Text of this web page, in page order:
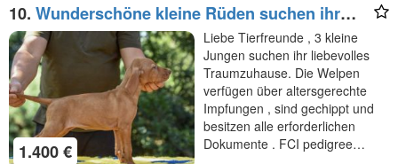
10. Wunderschöne kleine Rüden suchen ihr
Traumzuhause.
1.400 €
Liebe Tierfreunde , 3 kleine
Jungen suchen ihr liebevolles
Traumzuhause. Die Welpen
verfügen über altersgerechte
Impfungen , sind gechippt und
besitzen alle erforderlichen
Dokumente . FCI pedigree…